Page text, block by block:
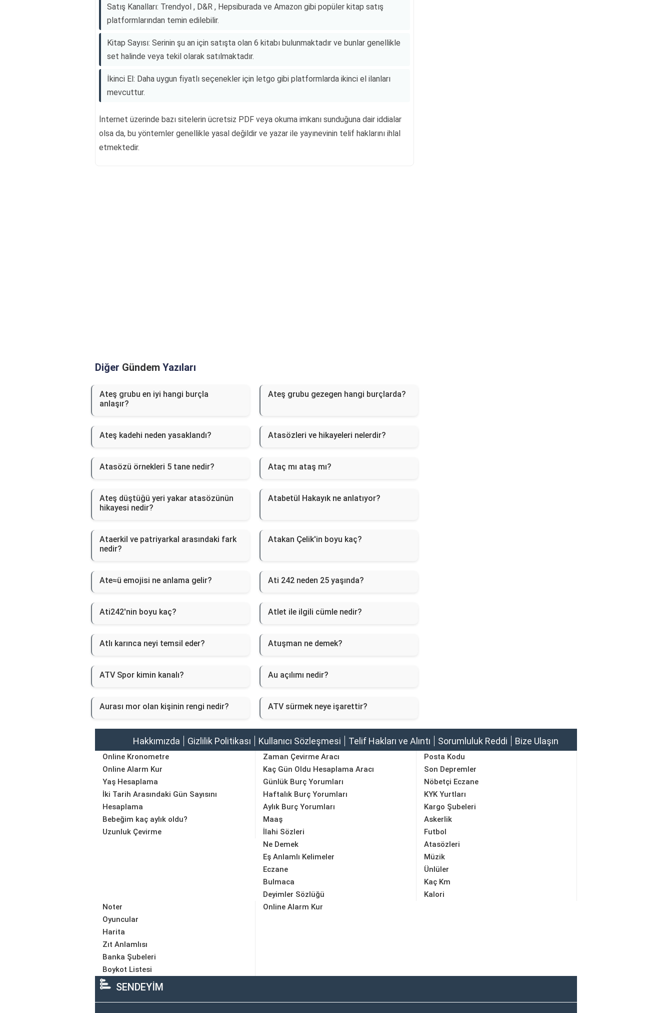
Satış Kanalları: Trendyol , D&R , Hepsiburada ve Amazon gibi popüler kitap satış
platformlarından temin edilebilir.
Kitap Sayısı: Serinin şu an için satışta olan 6 kitabı bulunmaktadır ve bunlar genellikle
set halinde veya tekil olarak satılmaktadır.
İkinci El: Daha uygun fiyatlı seçenekler için letgo gibi platformlarda ikinci el ilanları
mevcuttur.
İnternet üzerinde bazı sitelerin ücretsiz PDF veya okuma imkanı sunduğuna dair iddialar
olsa da, bu yöntemler genellikle yasal değildir ve yazar ile yayınevinin telif haklarını ihlal
etmektedir.
Diğer Gündem Yazıları
Ateş grubu en iyi hangi burçla
anlaşır?
Ateş grubu gezegen hangi burçlarda?
Ateş kadehi neden yasaklandı? Atasözleri ve hikayeleri nelerdir?
Atasözü örnekleri 5 tane nedir? Ataç mı ataş mı?
Ateş düştüğü yeri yakar atasözünün
hikayesi nedir?
Atabetül Hakayık ne anlatıyor?
Ataerkil ve patriyarkal arasındaki fark
nedir?
Atakan Çelik'in boyu kaç?
Ate≈ü emojisi ne anlama gelir? Ati 242 neden 25 yaşında?
Ati242'nin boyu kaç? Atlet ile ilgili cümle nedir?
Atlı karınca neyi temsil eder? Atuşman ne demek?
ATV Spor kimin kanalı? Au açılımı nedir?
Aurası mor olan kişinin rengi nedir? ATV sürmek neye işarettir?
Hakkımızda Gizlilik Politikası Kullanıcı Sözleşmesi Telif Hakları ve Alıntı Sorumluluk Reddi Bize Ulaşın
Online Kronometre
Online Alarm Kur
Yaş Hesaplama
İki Tarih Arasındaki Gün Sayısını
Hesaplama
Bebeğim kaç aylık oldu?
Uzunluk Çevirme
Zaman Çevirme Aracı
Kaç Gün Oldu Hesaplama Aracı
Günlük Burç Yorumları
Haftalık Burç Yorumları
Aylık Burç Yorumları
Maaş
Posta Kodu
Son Depremler
Nöbetçi Eczane
KYK Yurtları
Kargo Şubeleri
Askerlik
İlahi Sözleri
Ne Demek
Eş Anlamlı Kelimeler
Eczane
Bulmaca
Deyimler Sözlüğü
Futbol
Atasözleri
Müzik
Ünlüler
Kaç Km
Kalori
Noter
Oyuncular
Harita
Zıt Anlamlısı
Banka Şubeleri
Boykot Listesi
Online Alarm Kur
SENDEYİM